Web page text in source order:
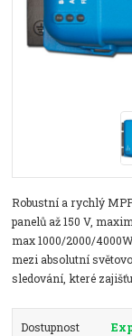
Robustní a rychlý
panelů až 150 V,
max 1000/2000/
mezi absolutní
sledování, které
Dostupnost